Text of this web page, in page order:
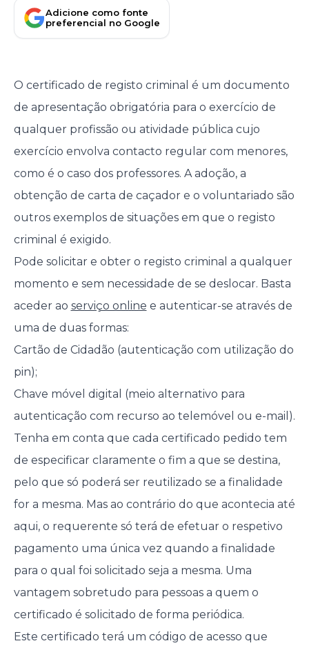
Adicione como fonte
preferencial no Google
O certificado de registo criminal é um documento
de apresentação obrigatória para o exercício de
qualquer profissão ou atividade pública cujo
exercício envolva contacto regular com menores,
como é o caso dos professores. A adoção, a
obtenção de carta de caçador e o voluntariado são
outros exemplos de situações em que o registo
criminal é exigido.
Pode solicitar e obter o registo criminal a qualquer
momento e sem necessidade de se deslocar. Basta
aceder ao serviço online e autenticar-se através de
uma de duas formas:
Cartão de Cidadão (autenticação com utilização do
pin);
Chave móvel digital (meio alternativo para
autenticação com recurso ao telemóvel ou e-mail).
Tenha em conta que cada certificado pedido tem
de especificar claramente o fim a que se destina,
pelo que só poderá ser reutilizado se a finalidade
for a mesma. Mas ao contrário do que acontecia até
aqui, o requerente só terá de efetuar o respetivo
pagamento uma única vez quando a finalidade
para o qual foi solicitado seja a mesma. Uma
vantagem sobretudo para pessoas a quem o
certificado é solicitado de forma periódica.
Este certificado terá um código de acesso que